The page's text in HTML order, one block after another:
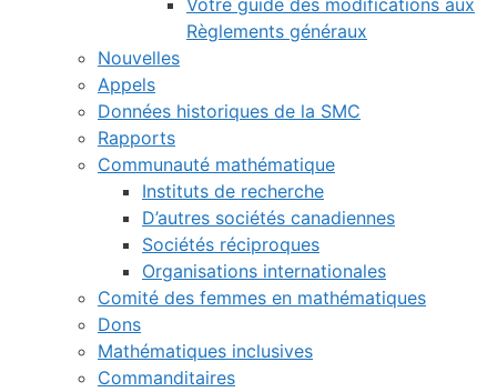
Votre guide des modifications aux
Règlements généraux
Nouvelles
Appels
Données historiques de la SMC
Rapports
Communauté mathématique
Instituts de recherche
D’autres sociétés canadiennes
Sociétés réciproques
Organisations internationales
Comité des femmes en mathématiques
Dons
Mathématiques inclusives
Commanditaires